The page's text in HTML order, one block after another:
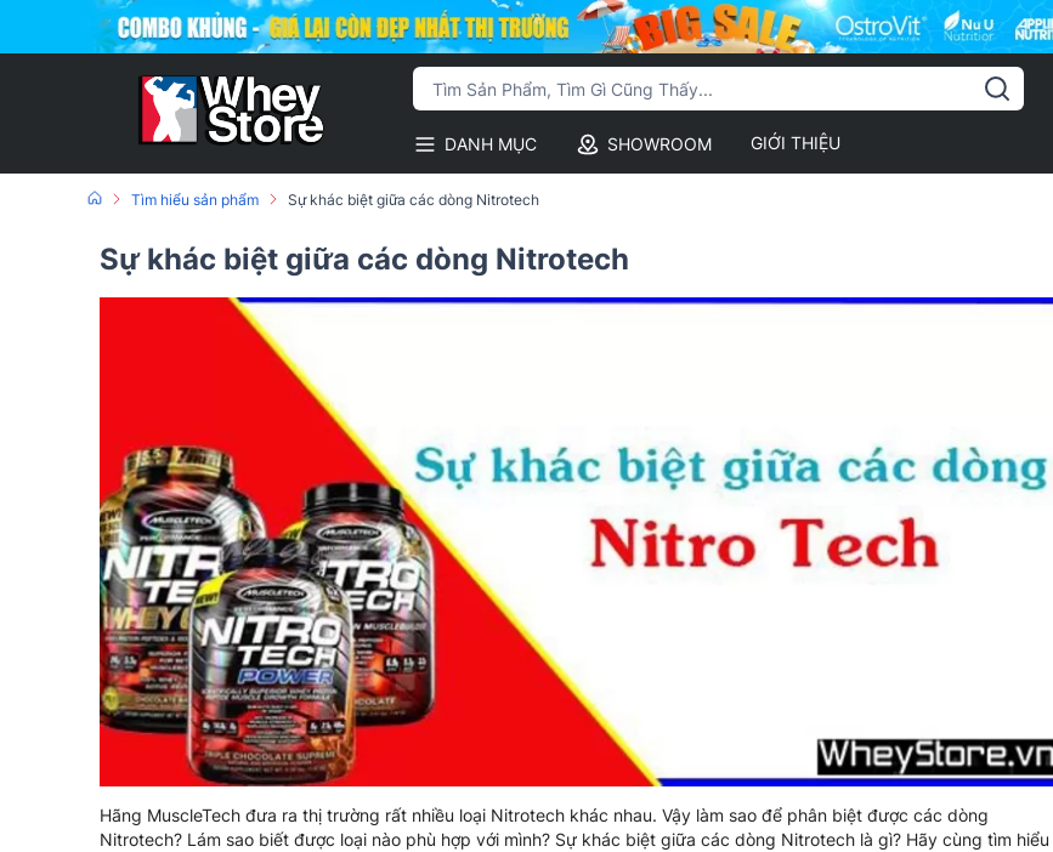
DANH MỤC SHOWROOM GIỚI THIỆU
Tìm hiểu sản phẩm Sự khác biệt giữa các dòng Nitrotech
Sự khác biệt giữa các dòng Nitrotech
Hãng MuscleTech đưa ra thị trường rất nhiều loại Nitrotech khác nhau. Vậy làm sao để phân biệt được các dòng
Nitrotech? Lám sao biết được loại nào phù hợp với mình? Sự khác biệt giữa các dòng Nitrotech là gì? Hãy cùng tìm hiểu